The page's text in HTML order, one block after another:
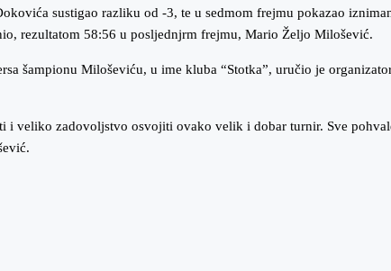
sustigao razliku od -3, te u sedmom frejmu pokazao
rezultatom 58:56 u posljednjrm frejmu, Mario Željo Milošević.
šampionu Miloševiću, u ime kluba “Stotka”, uručio je
veliko zadovoljstvo osvojiti ovako velik i dobar turnir. Sve